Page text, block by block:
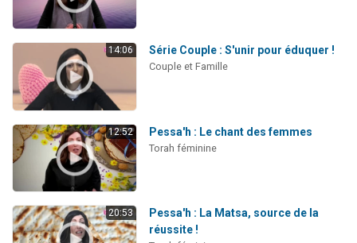
14:06 Série Couple : S'unir pour éduquer !
Couple et Famille
12:52 Pessa'h : Le chant des femmes
Torah féminine
20:53
Pessa'h : La Matsa, source de la
réussite !